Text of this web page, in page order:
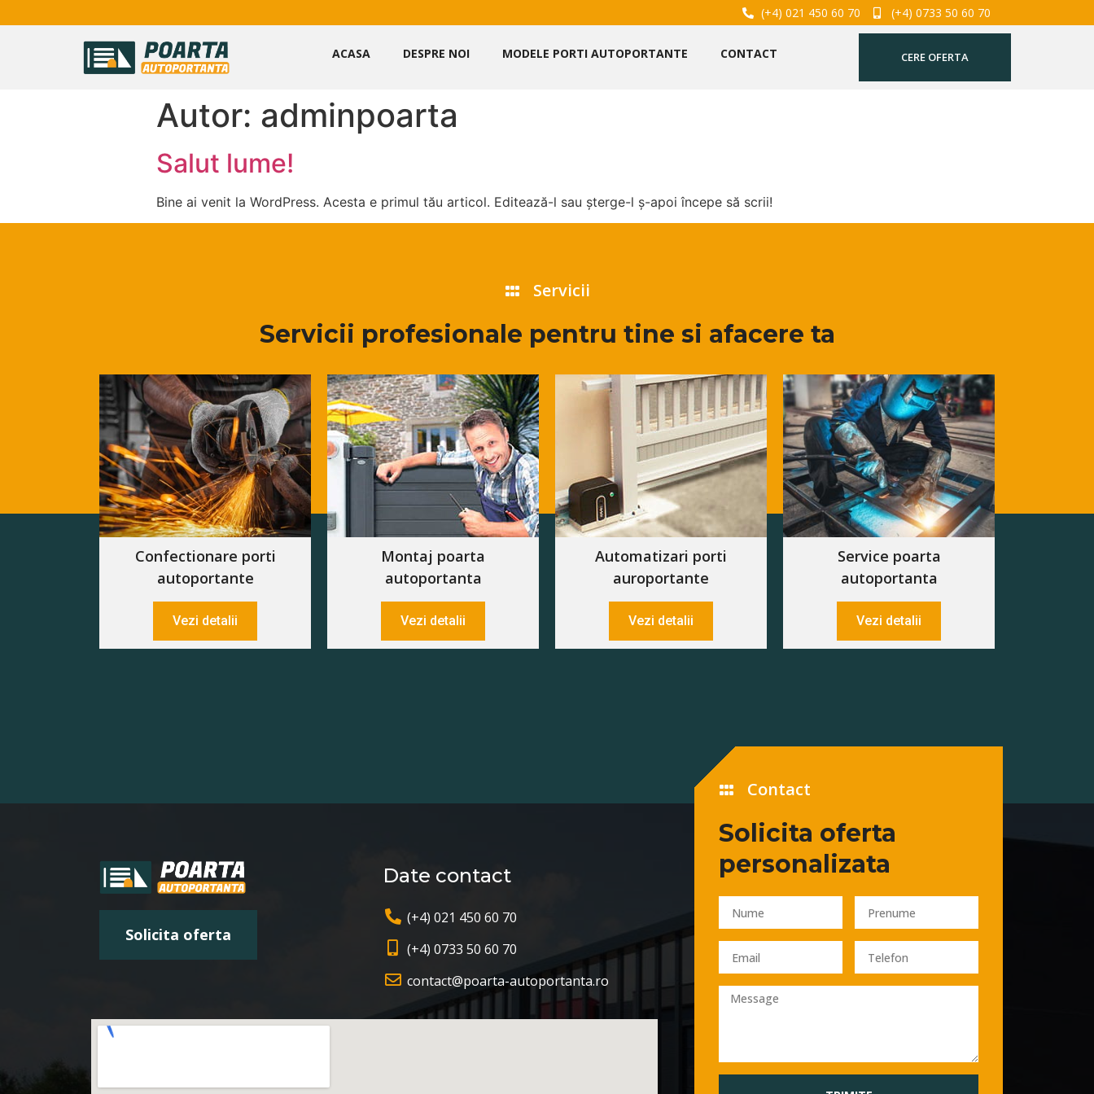
(+4) 021 450 60 70 (+4) 0733 50 60 70
ACASA DESPRE NOI MODELE PORTI AUTOPORTANTE CONTACT CERE OFERTA
Autor: adminpoarta
Salut lume!
Bine ai venit la WordPress. Acesta e primul tău articol. Editează-l sau șterge-l ș-apoi începe să scrii!
Servicii
Servicii profesionale pentru tine si afacere ta
Confectionare porti
autoportante
Vezi detalii
Montaj poarta
autoportanta
Vezi detalii
Automatizari porti
auroportante
Vezi detalii
Service poarta
autoportanta
Vezi detalii
Solicita oferta
Date contact
(+4) 021 450 60 70
(+4) 0733 50 60 70
contact@poarta-autoportanta.ro
Contact
Solicita oferta
personalizata